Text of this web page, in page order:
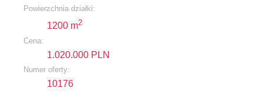
Powierzchnia działki:
1200 m2
Cena:
1.020.000 PLN
Numer oferty:
10176